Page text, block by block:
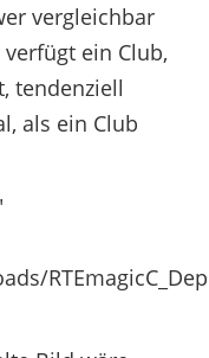
vergleichbar
ein Club,
tendenziell
als ein Club